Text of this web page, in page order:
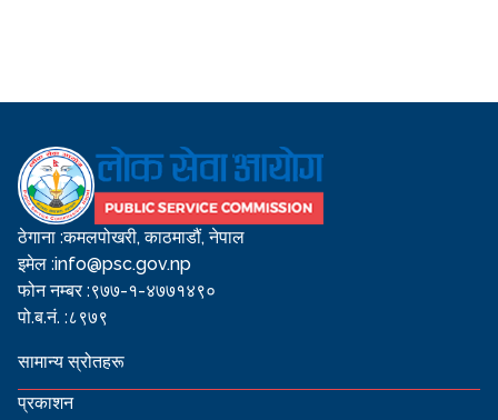
ठेगाना :कमलपोखरी, काठमाडौं, नेपाल
इमेल :info@psc.gov.np
फोन नम्बर :९७७-१-४७७१४९०
पो.ब.नं. :८९७९
सामान्य स्रोतहरू
प्रकाशन